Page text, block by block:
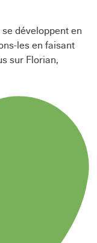
développent en
les en faisant
sur Florian,